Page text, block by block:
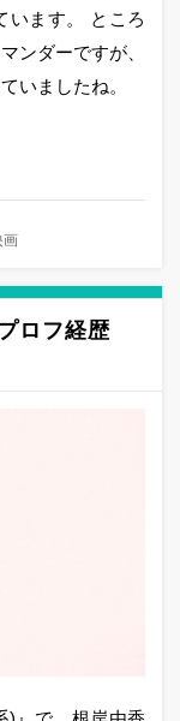
います。 ところ
ンダーですが、
いましたね。
画
ロフ経歴